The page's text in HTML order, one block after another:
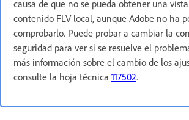
causa de que no se pueda obtener una
contenido FLV local, aunque Adobe no ha
comprobarlo. Puede probar a cambiar la
seguridad para ver si se resuelve el
más información sobre el cambio de los
consulte la hoja técnica 117502.